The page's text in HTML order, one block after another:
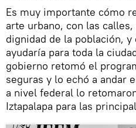
Es muy importante cómo
arte urbano, con las
dignidad de la población,
ayudaría para toda la
gobierno retomó el
seguras y lo echó a andar
a nivel federal lo
Iztapalapa para las